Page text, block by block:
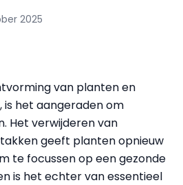
2025
van planten en
het aangeraden om
Het verwijderen van
geeft planten opnieuw
te focussen op een gezonde
is het echter van essentieel